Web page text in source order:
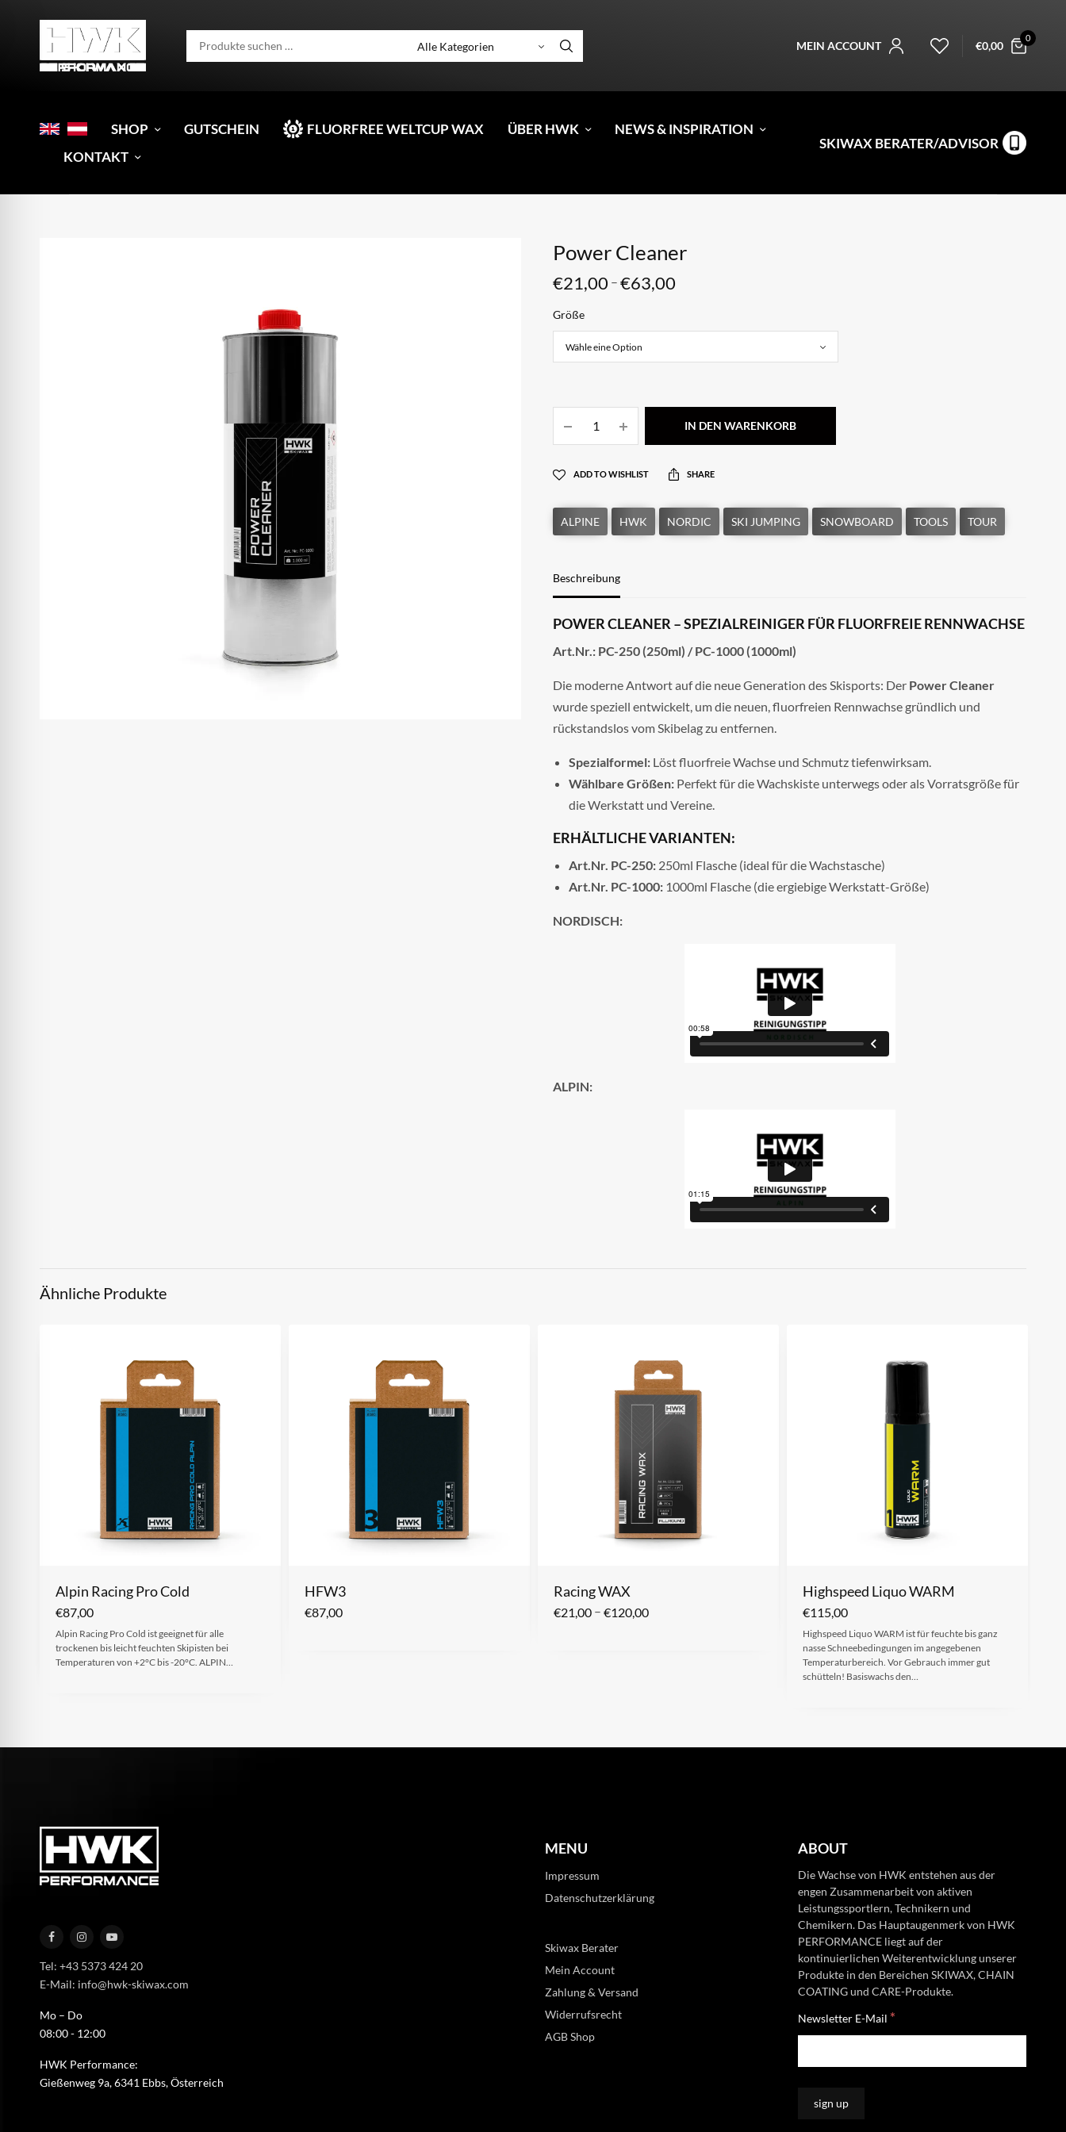
MEIN ACCOUNT €0,00
0
SHOP GUTSCHEIN FLUORFREE WELTCUP WAX ÜBER HWK
NEWS & INSPIRATION
KONTAKT
SKIWAX BERATER/ADVISOR
Power Cleaner
€21,00 –€63,00
Größe
IN DEN WARENKORB
ADD TO WISHLIST SHARE
Beschreibung
POWER CLEANER – SPEZIALREINIGER FÜR FLUORFREIE RENNWACHSE
Art.Nr.: PC-250 (250ml) / PC-1000 (1000ml)
Die moderne Antwort auf die neue Generation des Skisports: Der Power Cleaner
wurde speziell entwickelt, um die neuen, fluorfreien Rennwachse gründlich und
rückstandslos vom Skibelag zu entfernen.
Spezialformel: Löst fluorfreie Wachse und Schmutz tiefenwirksam.
Wählbare Größen: Perfekt für die Wachskiste unterwegs oder als Vorratsgröße für
die Werkstatt und Vereine.
ERHÄLTLICHE VARIANTEN:
Art.Nr. PC-250: 250ml Flasche (ideal für die Wachstasche)
Art.Nr. PC-1000: 1000ml Flasche (die ergiebige Werkstatt-Größe)
NORDISCH:
ALPIN:
Ähnliche Produkte
Alpin Racing Pro Cold
€87,00
Alpin Racing Pro Cold ist geeignet für alle
trockenen bis leicht feuchten Skipisten bei
Temperaturen von +2°C bis -20°C. ALPIN…
HFW3
€87,00
Racing WAX
€21,00 – €120,00
Highspeed Liquo WARM
€115,00
Highspeed Liquo WARM ist für feuchte bis ganz
nasse Schneebedingungen im angegebenen
Temperaturbereich. Vor Gebrauch immer gut
schütteln! Basiswachs den…
Tel: +43 5373 424 20
E-Mail: info@hwk-skiwax.com
Mo – Do
08:00 - 12:00
HWK Performance:
Gießenweg 9a, 6341 Ebbs, Österreich
MENU
Impressum
Datenschutzerklärung
Skiwax Berater
Mein Account
Zahlung & Versand
Widerrufsrecht
AGB Shop
ABOUT
Die Wachse von HWK entstehen aus der
engen Zusammenarbeit von aktiven
Leistungssportlern, Technikern und
Chemikern. Das Hauptaugenmerk von HWK
PERFORMANCE liegt auf der
kontinuierlichen Weiterentwicklung unserer
Produkte in den Bereichen SKIWAX, CHAIN
COATING und CARE-Produkte.
Newsletter E-Mail *